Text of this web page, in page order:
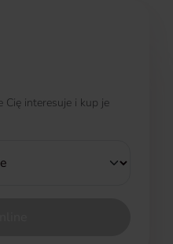
Cię interesuje i kup je